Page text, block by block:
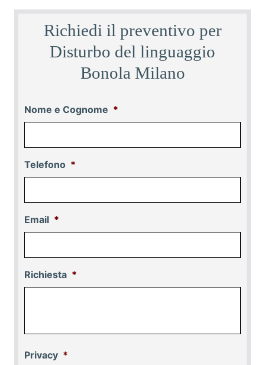
Richiedi il preventivo per
Disturbo del linguaggio
Bonola Milano
Nome e Cognome *
Telefono *
Email *
Richiesta *
Privacy *